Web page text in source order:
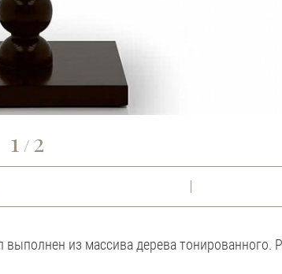
1 / 2
из массива дерева тонированного.